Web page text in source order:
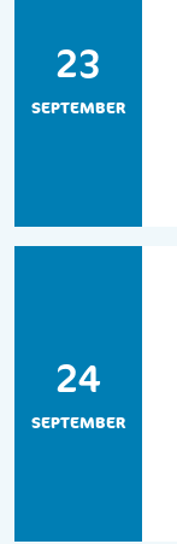
23
SEPTEMBER
24
SEPTEMBER